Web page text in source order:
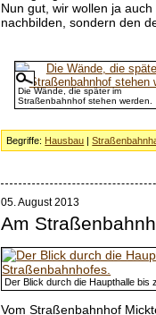
Nun gut, wir wollen ja
nachbilden, sondern den
Die Wände, die später im
Straßenbahnhof stehen werden.
Begriffe: Hausbau |
05. August 2013
Am
Der Blick durch die Haupthalle bis
Vom Straßenbahnhof